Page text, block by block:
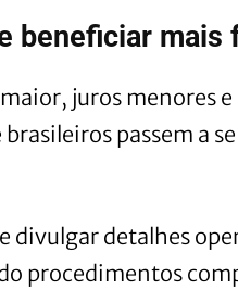
beneficiar mais
juros menores
passem a
divulgar detalhes
procedimentos